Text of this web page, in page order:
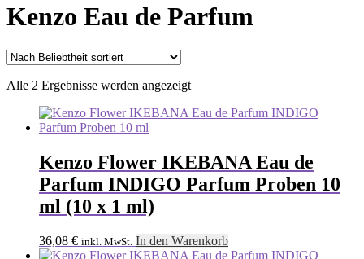
Kenzo Eau de Parfum
Alle 2 Ergebnisse werden angezeigtNach
sortiert
Kenzo Flower IKEBANA Eau de
Parfum INDIGO Parfum Proben 10
ml (10 x 1 ml)
36,08 € inkl. MwSt. In den Warenkorb